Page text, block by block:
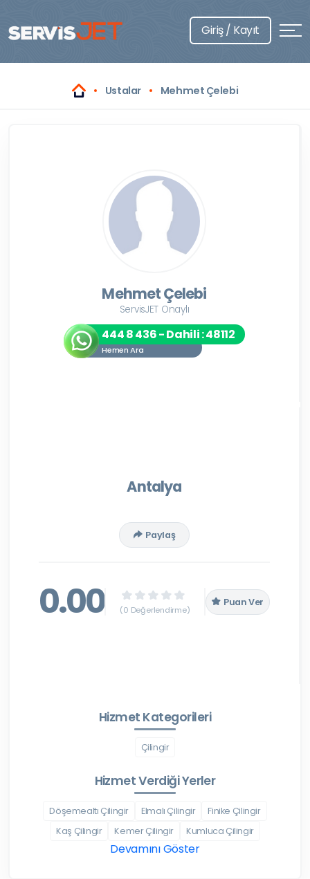
Giriş / Kayıt
Ustalar Mehmet Çelebi
Mehmet Çelebi
ServisJET Onaylı
444 8 436 - Dahili : 48112
Hemen Ara
Antalya
Paylaş
0.00 (0 Değerlendirme)
Puan Ver
Hizmet Kategorileri
Çilingir
Hizmet Verdiği Yerler
Döşemealtı Çilingir Elmalı Çilingir
Finike Çilingir
Kaş Çilingir
Kemer Çilingir Kumluca Çilingir
Devamını Göster